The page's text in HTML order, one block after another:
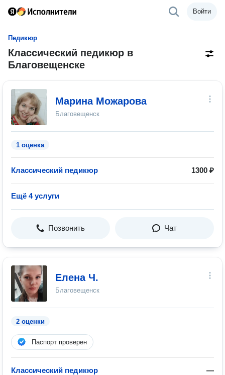
Войти
Педикюр
Классический педикюр в
Благовещенске
Марина Можарова
Благовещенск
1 оценка
Классический педикюр 1300 ₽
Ещё 4 услуги
Позвонить Чат
Елена Ч.
Благовещенск
2 оценки
Паспорт проверен
Классический педикюр —